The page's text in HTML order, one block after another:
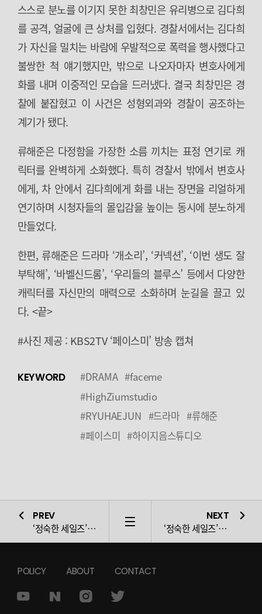
스스로 분노를 이기지 못한 최창민은 유리병으로 김다희
를 공격, 얼굴에 큰 상처를 입혔다. 경찰서에서는 김다희
가 자신을 밀치는 바람에 우발적으로 폭력을 행사했다고
불쌍한 척 얘기했지만, 밖으로 나오자마자 변호사에게
화를 내며 이중적인 모습을 드러냈다. 결국 최창민은 경
찰에 붙잡혔고 이 사건은 성형외과와 경찰이 공조하는
계기가 됐다.
류해준은 다정함을 가장한 소름 끼치는 표정 연기로 캐
릭터를 완벽하게 소화했다. 특히 경찰서 밖에서 변호사
에게, 차 안에서 김다희에게 화를 내는 장면을 리얼하게
연기하며 시청자들의 몰입감을 높이는 동시에 분노하게
만들었다.
한편, 류해준은 드라마 ‘개소리’, ‘커넥션’, ‘이번 생도 잘
부탁해’, ‘바벨신드롬’, ‘우리들의 블루스’ 등에서 다양한
캐릭터를 자신만의 매력으로 소화하며 눈길을 끌고 있
다. <끝>
#사진 제공 : KBS2TV ‘페이스미’ 방송 캡쳐
KEYWORD #DRAMA #faceme
#HighZiumstudio
#RYUHAEJUN #드라마 #류해준
#페이스미 #하이지음스튜디오
PREV
‘정숙한 세일즈’ 임철수, 남녀노소에게 사랑받는 배우로 거듭.. LIST
NEXT
‘정숙한 세일즈’ 임철수,
POLICY ABOUT CONTACT